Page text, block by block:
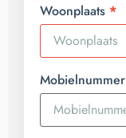
Woonplaats
Mobielnummer